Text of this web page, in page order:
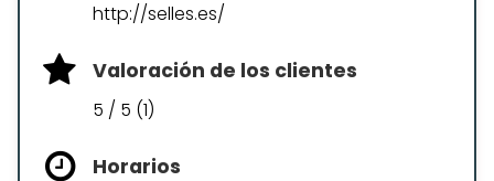
http://selles.es/
Valoración de los clientes
5 / 5 (1)
Horarios